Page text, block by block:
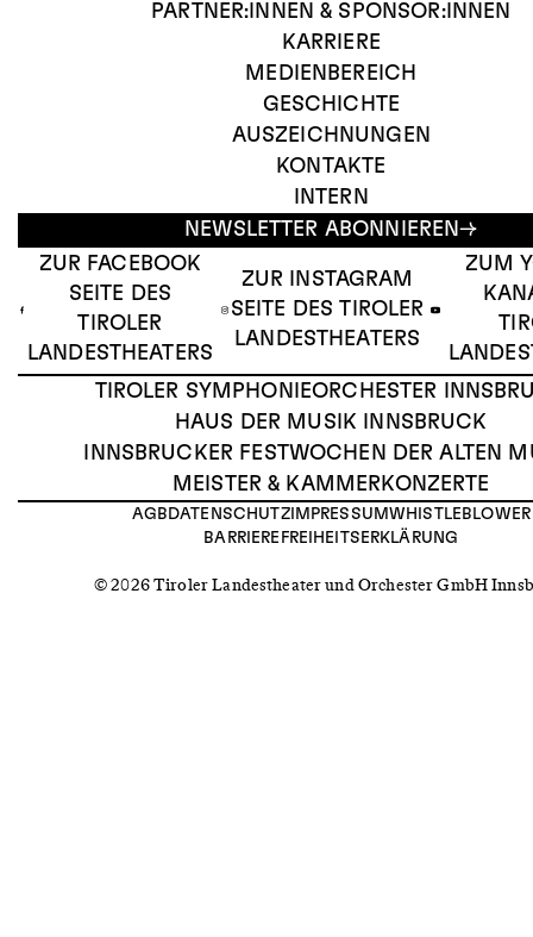
PARTNER:INNEN & SPONSOR:INNEN
KARRIERE
MEDIENBEREICH
GESCHICHTE
AUSZEICHNUNGEN
KONTAKTE
INTERN
NEWSLETTER ABONNIEREN
ZUR FACEBOOK
SEITE DES
TIROLER
LANDESTHEATERS
ZUR INSTAGRAM
SEITE DES TIROLER
LANDESTHEATERS
ZUM
TIROLER SYMPHONIEORCHESTER
HAUS DER MUSIK INNSBRUCK
INNSBRUCKER FESTWOCHEN DER ALTEN
MEISTER & KAMMERKONZERTE
AGB DATENSCHUTZIMPRESSUMWHISTLEBLOWER
BARRIEREFREIHEITSERKLÄRUNG
© 2026 Tiroler Landestheater und Orchester GmbH